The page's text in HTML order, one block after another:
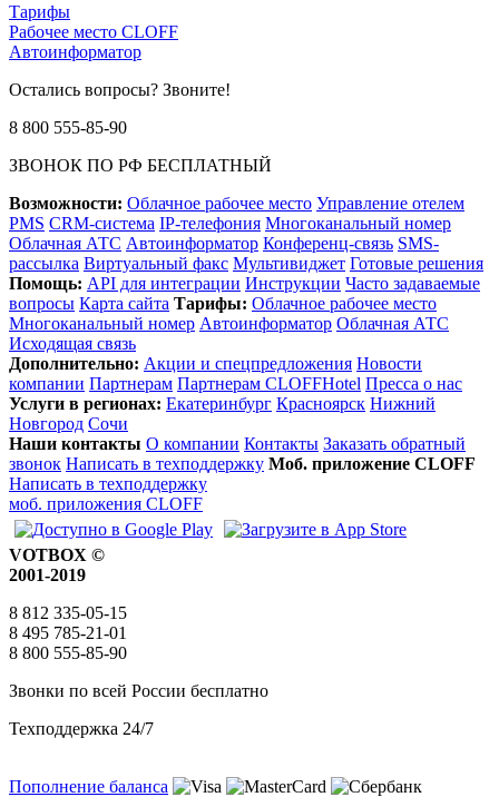
Тарифы
Рабочее место CLOFF
Автоинформатор
Остались вопросы? Звоните!
8 800 555-85-90
ЗВОНОК ПО РФ БЕСПЛАТНЫЙ
Возможности: Облачное рабочее место Управление отелем
PMS CRM-система IP-телефония Многоканальный номер
Облачная АТС Автоинформатор Конференц-связь SMS-
рассылка Виртуальный факс Мультивиджет Готовые решения
Помощь: API для интеграции Инструкции Часто задаваемые
вопросы Карта сайта Тарифы: Облачное рабочее место
Многоканальный номер Автоинформатор Облачная АТС
Исходящая связь
Дополнительно: Акции и спецпредложения Новости
компании Партнерам Партнерам CLOFFHotel Пресса о нас
Услуги в регионах: Екатеринбург Красноярск Нижний
Новгород Сочи
Наши контакты О компании Контакты Заказать обратный
звонок Написать в техподдержку Моб. приложение CLOFF
Написать в техподдержку
моб. приложения CLOFF
VOTBOX ©
2001-2019
8 812 335-05-15
8 495 785-21-01
8 800 555-85-90
Звонки по всей России бесплатно
Техподдержка 24/7
Пополнение баланса